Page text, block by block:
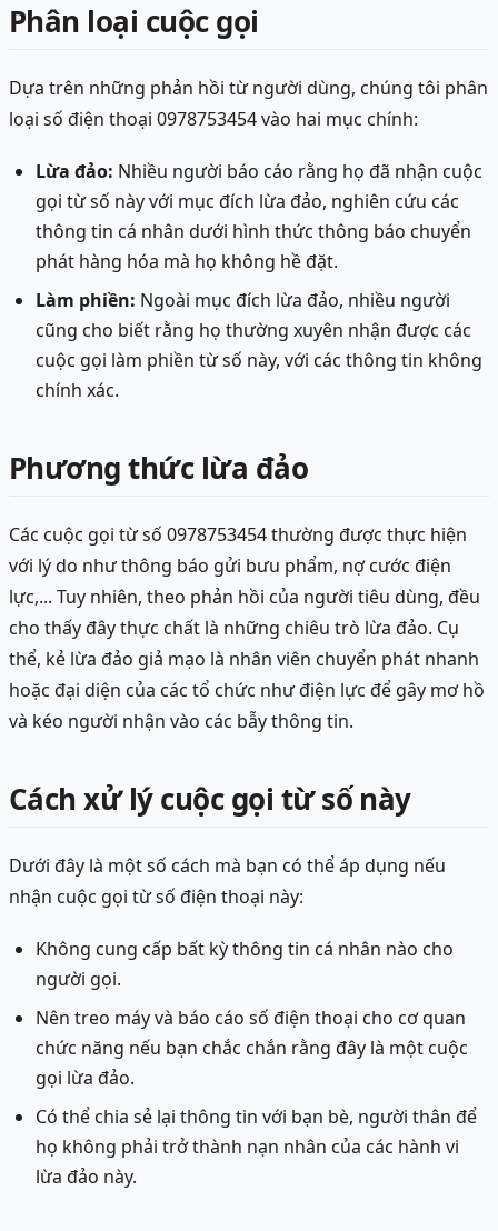
Phân loại cuộc gọi
Dựa trên những phản hồi từ người dùng, chúng tôi phân
loại số điện thoại 0978753454 vào hai mục chính:
Lừa đảo: Nhiều người báo cáo rằng họ đã nhận cuộc
gọi từ số này với mục đích lừa đảo, nghiên cứu các
thông tin cá nhân dưới hình thức thông báo chuyển
phát hàng hóa mà họ không hề đặt.
Làm phiền: Ngoài mục đích lừa đảo, nhiều người
cũng cho biết rằng họ thường xuyên nhận được các
cuộc gọi làm phiền từ số này, với các thông tin không
chính xác.
Phương thức lừa đảo
Các cuộc gọi từ số 0978753454 thường được thực hiện
với lý do như thông báo gửi bưu phẩm, nợ cước điện
lực,... Tuy nhiên, theo phản hồi của người tiêu dùng, đều
cho thấy đây thực chất là những chiêu trò lừa đảo. Cụ
thể, kẻ lừa đảo giả mạo là nhân viên chuyển phát nhanh
hoặc đại diện của các tổ chức như điện lực để gây mơ hồ
và kéo người nhận vào các bẫy thông tin.
Cách xử lý cuộc gọi từ số này
Dưới đây là một số cách mà bạn có thể áp dụng nếu
nhận cuộc gọi từ số điện thoại này:
Không cung cấp bất kỳ thông tin cá nhân nào cho
người gọi.
Nên treo máy và báo cáo số điện thoại cho cơ quan
chức năng nếu bạn chắc chắn rằng đây là một cuộc
gọi lừa đảo.
Có thể chia sẻ lại thông tin với bạn bè, người thân để
họ không phải trở thành nạn nhân của các hành vi
lừa đảo này.